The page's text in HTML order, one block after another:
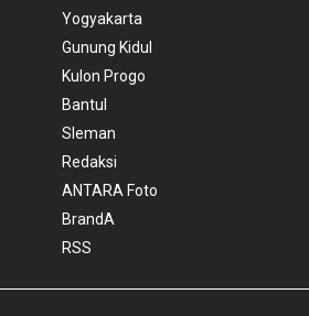
Yogyakarta
Gunung Kidul
Kulon Progo
Bantul
Sleman
Redaksi
ANTARA Foto
BrandA
RSS